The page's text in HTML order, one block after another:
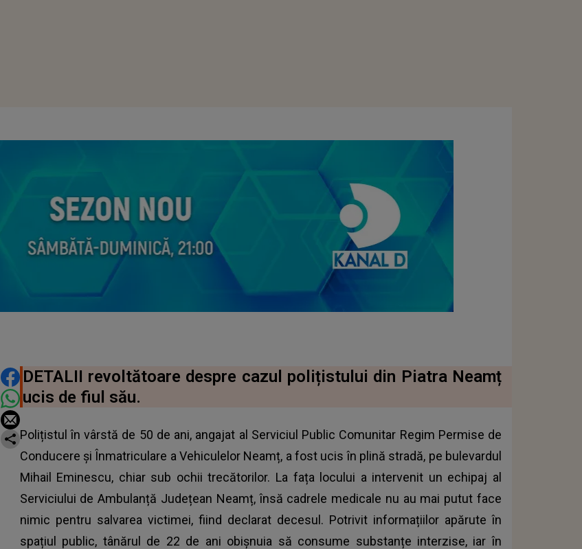
DISTRIBUIE ARTICOLUL
DETALII revoltătoare despre cazul polițistului din Piatra Neamț
ucis de fiul său.
Polițistul în vârstă de 50 de ani, angajat al Serviciul Public Comunitar Regim Permise de
Conducere și Înmatriculare a Vehiculelor Neamț, a fost ucis în plină stradă, pe bulevardul
Mihail Eminescu, chiar sub ochii trecătorilor. La fața locului a intervenit un echipaj al
Serviciului de Ambulanță Județean Neamț, însă cadrele medicale nu au mai putut face
nimic pentru salvarea victimei, fiind declarat decesul. Potrivit informațiilor apărute în
spațiul public, tânărul de 22 de ani obișnuia să consume substanțe interzise, iar în